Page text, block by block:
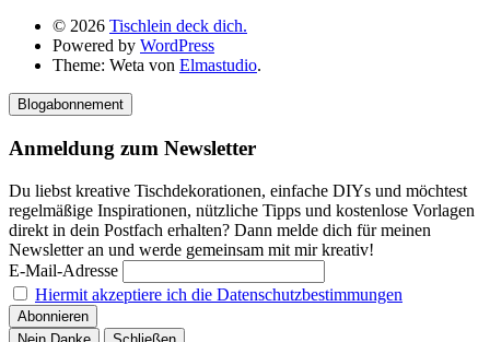
© 2026 Tischlein deck dich.
Powered by WordPress
Theme: Weta von Elmastudio.
Blogabonnement
Anmeldung zum Newsletter
Du liebst kreative Tischdekorationen, einfache DIYs und möchtest
regelmäßige Inspirationen, nützliche Tipps und kostenlose Vorlagen
direkt in dein Postfach erhalten? Dann melde dich für meinen
Newsletter an und werde gemeinsam mit mir kreativ!
E-Mail-Adresse
Hiermit akzeptiere ich die Datenschutzbestimmungen